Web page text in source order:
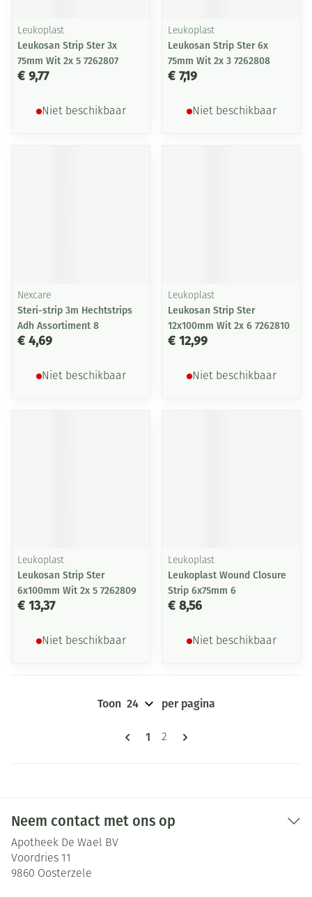
Leukoplast
Leukosan Strip Ster 3x
75mm Wit 2x 5 7262807
€ 9,77
Niet beschikbaar
Leukoplast
Leukosan Strip Ster 6x
75mm Wit 2x 3 7262808
€ 7,19
Niet beschikbaar
Nexcare
Steri-strip 3m Hechtstrips
Adh Assortiment 8
€ 4,69
Niet beschikbaar
Leukoplast
Leukosan Strip Ster
12x100mm Wit 2x 6 7262810
€ 12,99
Niet beschikbaar
Leukoplast
Leukosan Strip Ster
6x100mm Wit 2x 5 7262809
€ 13,37
Niet beschikbaar
Leukoplast
Leukoplast Wound Closure
Strip 6x75mm 6
€ 8,56
Niet beschikbaar
Pagina's
U lees momenteel pagina
1 Pagina
2
Toon per pagina
Neem contact met ons op
Apotheek De Wael BV
Voordries 11
9860 Oosterzele